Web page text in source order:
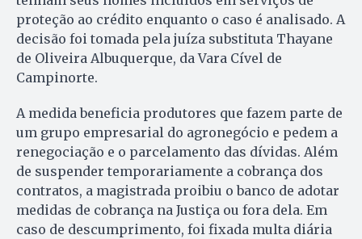
proteção ao crédito enquanto o caso é analisado. A
decisão foi tomada pela juíza substituta Thayane
de Oliveira Albuquerque, da Vara Cível de
Campinorte.
A medida beneficia produtores que fazem parte de
um grupo empresarial do agronegócio e pedem a
renegociação e o parcelamento das dívidas. Além
de suspender temporariamente a cobrança dos
contratos, a magistrada proibiu o banco de adotar
medidas de cobrança na Justiça ou fora dela. Em
caso de descumprimento, foi fixada multa diária